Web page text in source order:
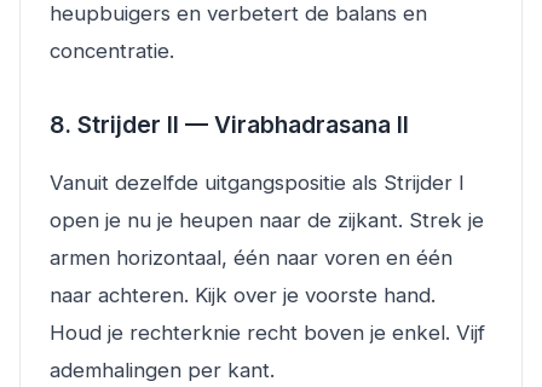
heupbuigers en verbetert de balans en
concentratie.
8. Strijder II — Virabhadrasana II
Vanuit dezelfde uitgangspositie als Strijder I
open je nu je heupen naar de zijkant. Strek je
armen horizontaal, één naar voren en één
naar achteren. Kijk over je voorste hand.
Houd je rechterknie recht boven je enkel. Vijf
ademhalingen per kant.